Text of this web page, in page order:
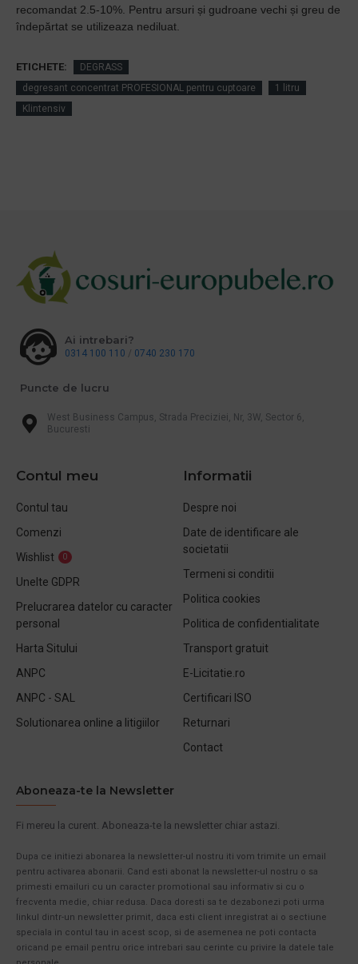
recomandat 2.5-10%. Pentru arsuri și gudroane vechi și greu de
îndepărtat se utilizeaza nediluat.
ETICHETE:
DEGRASS
degresant concentrat PROFESIONAL pentru cuptoare
1 litru
Klintensiv
Ai intrebari?
0314 100 110 / 0740 230 170
Puncte de lucru
West Business Campus, Strada Preciziei, Nr, 3W, Sector 6,
Bucuresti
Contul meu
Contul tau
Comenzi
Wishlist
0
Unelte GDPR
Prelucrarea datelor cu caracter
personal
Harta Sitului
ANPC
ANPC - SAL
Solutionarea online a litigiilor
Informatii
Despre noi
Date de identificare ale
societatii
Termeni si conditii
Politica cookies
Politica de confidentialitate
Transport gratuit
E-Licitatie.ro
Certificari ISO
Returnari
Contact
Aboneaza-te la Newsletter
Fi mereu la curent. Aboneaza-te la newsletter chiar astazi.
Dupa ce initiezi abonarea la newsletter-ul nostru iti vom trimite un email
pentru activarea abonarii. Cand esti abonat la newsletter-ul nostru o sa
primesti emailuri cu un caracter promotional sau informativ si cu o
frecventa medie, chiar redusa. Daca doresti sa te dezabonezi poti urma
linkul dintr-un newsletter primit, daca esti client inregistrat ai o sectiune
speciala in contul tau in acest scop, si de asemenea ne poti contacta
oricand pe email pentru orice intrebari sau cerinte cu privire la datele tale